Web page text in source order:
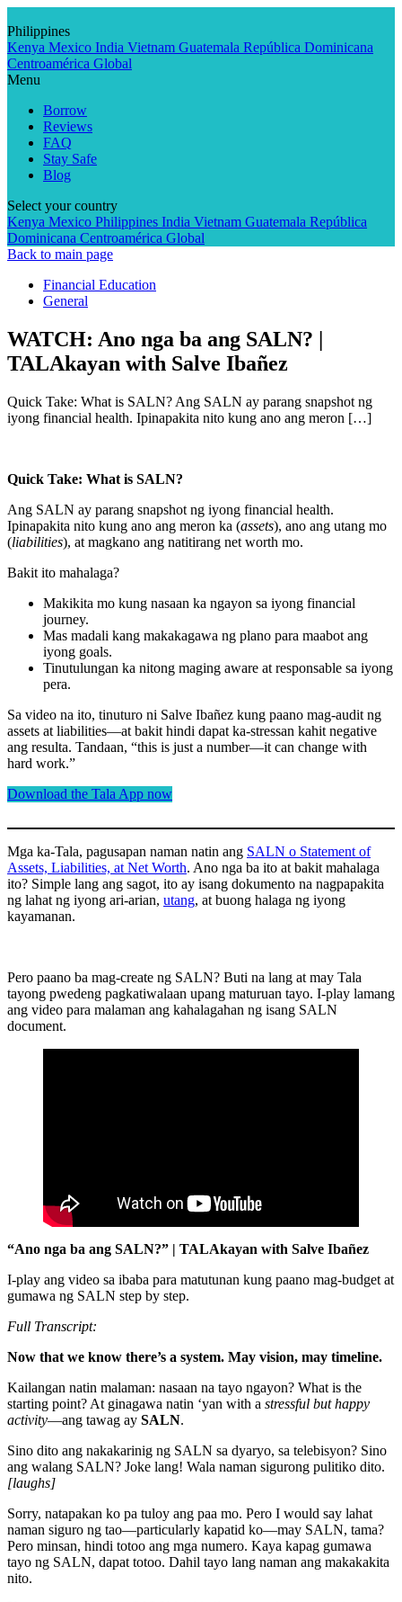
to
content
Philippines
Kenya Mexico India Vietnam Guatemala República Dominicana
Centroamérica Global
Menu
Borrow
Reviews
FAQ
Stay Safe
Blog
Select your country
Kenya Mexico Philippines India Vietnam Guatemala República
Dominicana Centroamérica Global
Back to main page
Financial Education
General
WATCH: Ano nga ba ang SALN? |
TALAkayan with Salve Ibañez
Quick Take: What is SALN? Ang SALN ay parang snapshot ng
iyong financial health. Ipinapakita nito kung ano ang meron […]
Quick Take: What is SALN?
Ang SALN ay parang snapshot ng iyong financial health.
Ipinapakita nito kung ano ang meron ka (assets), ano ang utang mo
(liabilities), at magkano ang natitirang net worth mo.
Bakit ito mahalaga?
Makikita mo kung nasaan ka ngayon sa iyong financial
journey.
Mas madali kang makakagawa ng plano para maabot ang
iyong goals.
Tinutulungan ka nitong maging aware at responsable sa iyong
pera.
Sa video na ito, tinuturo ni Salve Ibañez kung paano mag-audit ng
assets at liabilities—at bakit hindi dapat ka-stressan kahit negative
ang resulta. Tandaan, “this is just a number—it can change with
hard work.”
Download the Tala App now
Mga ka-Tala, pagusapan naman natin ang SALN o Statement of
Assets, Liabilities, at Net Worth. Ano nga ba ito at bakit mahalaga
ito? Simple lang ang sagot, ito ay isang dokumento na nagpapakita
ng lahat ng iyong ari-arian, utang, at buong halaga ng iyong
kayamanan.
Pero paano ba mag-create ng SALN? Buti na lang at may Tala
tayong pwedeng pagkatiwalaan upang maturuan tayo. I-play lamang
ang video para malaman ang kahalagahan ng isang SALN
document.
“Ano nga ba ang SALN?” | TALAkayan with Salve Ibañez
I-play ang video sa ibaba para matutunan kung paano mag-budget at
gumawa ng SALN step by step.
Full Transcript:
Now that we know there’s a system. May vision, may timeline.
Kailangan natin malaman: nasaan na tayo ngayon? What is the
starting point? At ginagawa natin ‘yan with a stressful but happy
activity—ang tawag ay SALN.
Sino dito ang nakakarinig ng SALN sa dyaryo, sa telebisyon? Sino
ang walang SALN? Joke lang! Wala naman sigurong pulitiko dito.
[laughs]
Sorry, natapakan ko pa tuloy ang paa mo. Pero I would say lahat
naman siguro ng tao—particularly kapatid ko—may SALN, tama?
Pero minsan, hindi totoo ang mga numero. Kaya kapag gumawa
tayo ng SALN, dapat totoo. Dahil tayo lang naman ang makakakita
nito.